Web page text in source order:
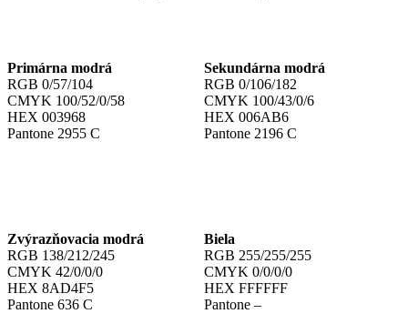
Primárna modrá
RGB 0/57/104
CMYK 100/52/0/58
HEX 003968
Pantone 2955 C
Sekundárna modrá
RGB 0/106/182
CMYK 100/43/0/6
HEX 006AB6
Pantone 2196 C
Zvýrazňovacia modrá
RGB 138/212/245
CMYK 42/0/0/0
HEX 8AD4F5
Pantone 636 C
Biela
RGB 255/255/255
CMYK 0/0/0/0
HEX FFFFFF
Pantone –